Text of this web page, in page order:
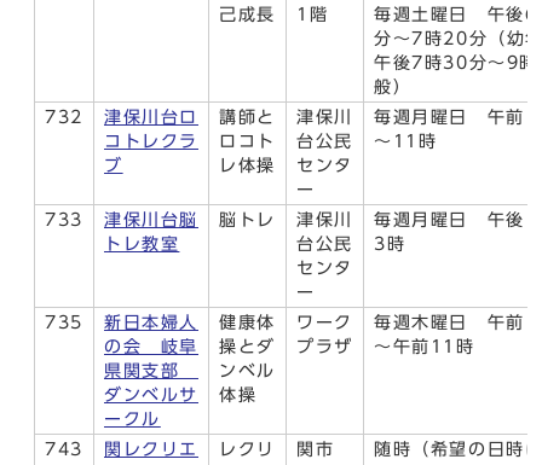
己成長
1階
毎週土曜日 午後6
分〜7時20分（幼
午後7時30分〜9時
般）
732
津保川台ロ
コトレクラ
ブ
講師と
ロコト
レ体操
津保川
台公民
センタ
ー
毎週月曜日 午前
～11時
733
津保川台脳
トレ教室
脳トレ
津保川
台公民
センタ
ー
毎週月曜日 午後1
3時
735
新日本婦人
の会 岐阜
県関支部
ダンベルサ
ークル
健康体
操とダ
ンベル
体操
ワーク
プラザ
毎週木曜日 午前
～午前11時
743
関レクリエ
レクリ
関市
随時（希望の日時